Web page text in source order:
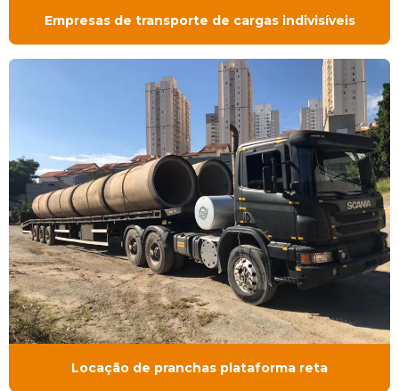
Empresas de transporte de cargas indivisíveis
Locação de pranchas plataforma reta